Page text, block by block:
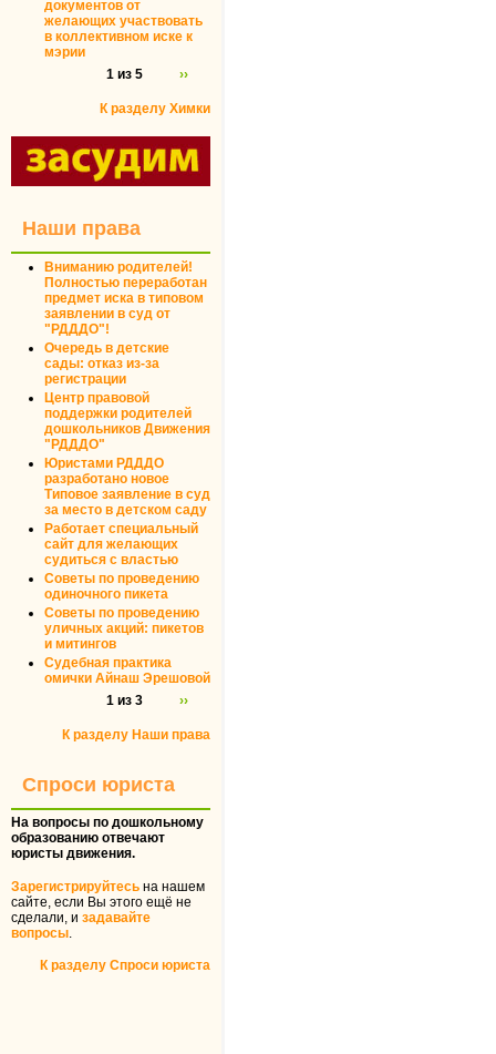
документов от
желающих участвовать
в коллективном иске к
мэрии
1 из 5
››
К разделу Химки
Наши права
Вниманию родителей!
Полностью переработан
предмет иска в типовом
заявлении в суд от
"РДДДО"!
Очередь в детские
сады: отказ из-за
регистрации
Центр правовой
поддержки родителей
дошкольников Движения
"РДДДО"
Юристами РДДДО
разработано новое
Типовое заявление в суд
за место в детском саду
Работает специальный
сайт для желающих
судиться с властью
Советы по проведению
одиночного пикета
Советы по проведению
уличных акций: пикетов
и митингов
Судебная практика
омички Айнаш Эрешовой
1 из 3
››
К разделу Наши права
Спроси юриста
На вопросы по дошкольному
образованию отвечают
юристы движения.
Зарегистрируйтесь на нашем
сайте, если Вы этого ещё не
сделали, и задавайте
вопросы
К разделу Спроси юриста